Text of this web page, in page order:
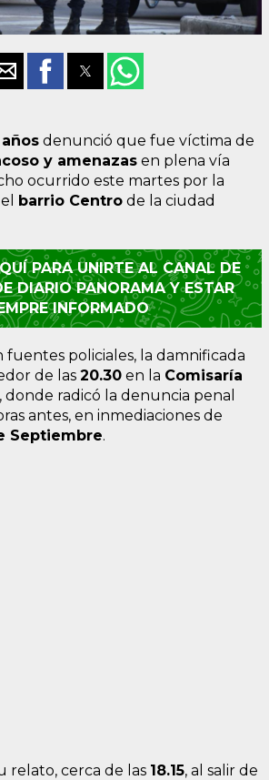
denunció que fue víctima de
y amenazas en plena vía
ocurrido este martes por la
barrio Centro de la ciudad
PARA UNIRTE AL CANAL DE
DIARIO PANORAMA Y ESTAR
INFORMADO
policiales, la damnificada
de las 20.30 en la Comisaría
, donde radicó la denuncia penal
antes, en inmediaciones de
Septiembre.
relato, cerca de las 18.15, al salir de